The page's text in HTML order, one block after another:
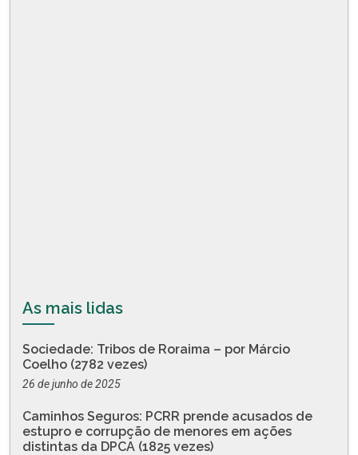
As mais lidas
Sociedade: Tribos de Roraima – por Márcio
Coelho (2782 vezes)
26 de junho de 2025
Caminhos Seguros: PCRR prende acusados de
estupro e corrupção de menores em ações
distintas da DPCA (1825 vezes)